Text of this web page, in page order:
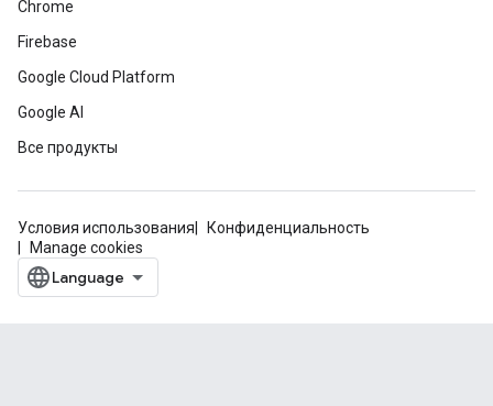
Chrome
Firebase
Google Cloud Platform
Google AI
Все продукты
Условия использования
Конфиденциальность
Manage cookies